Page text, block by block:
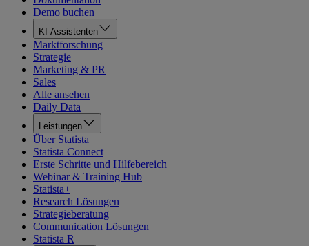
Demo buchen
KI-Assistenten
Marktforschung
Strategie
Marketing & PR
Sales
Alle ansehen
Daily Data
Leistungen
Über Statista
Statista Connect
Erste Schritte und Hilfebereich
Webinar & Training Hub
Statista+
Research Lösungen
Strategieberatung
Communication Lösungen
Statista R